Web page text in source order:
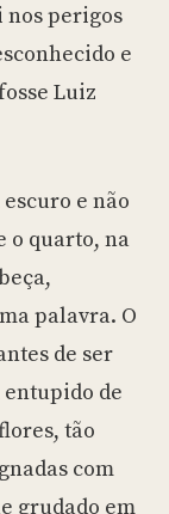
nos perigos
e
Luiz
e não
o quarto, na
palavra. O
de ser
de
tão
com
grudado em